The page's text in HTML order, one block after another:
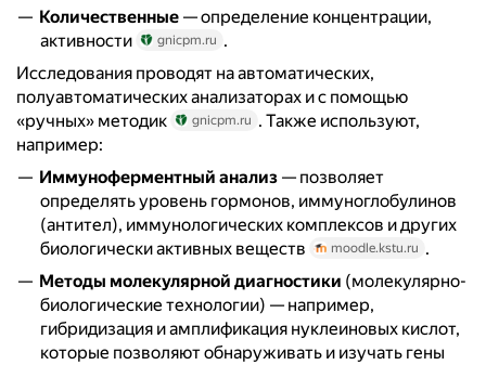
Количественные — определение концентрации,
активности
gnicpm.ru .
Исследования проводят на автоматических,
полуавтоматических анализаторах и с помощью
«ручных» методик
gnicpm.ru . Также используют,
например:
Иммуноферментный анализ — позволяет
определять уровень гормонов, иммуноглобулинов
(антител), иммунологических комплексов и других
биологически активных веществ
moodle.kstu.ru .
Методы молекулярной диагностики (молекулярно-
биологические технологии) — например,
гибридизация и амплификация нуклеиновых кислот,
которые позволяют обнаруживать и изучать гены